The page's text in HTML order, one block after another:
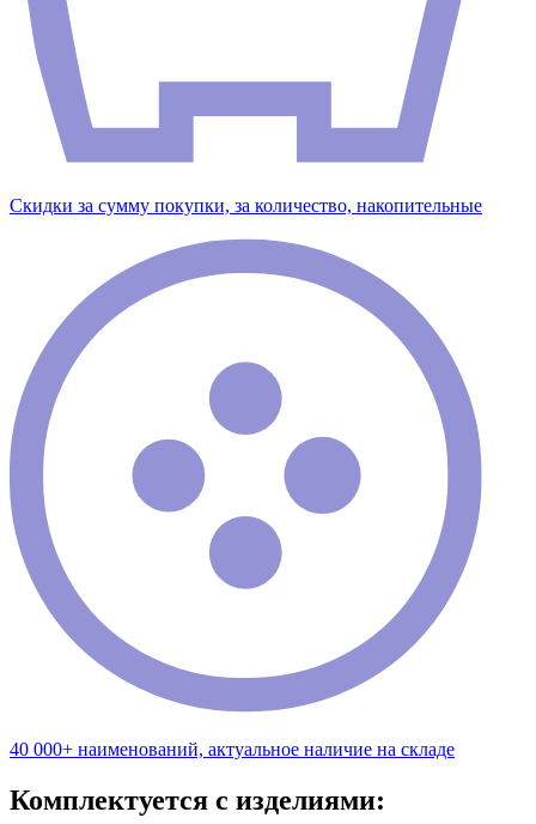
Скидки за сумму покупки, за количество, накопительные
40 000+ наименований, актуальное наличие на складе
Комплектуется с изделиями: